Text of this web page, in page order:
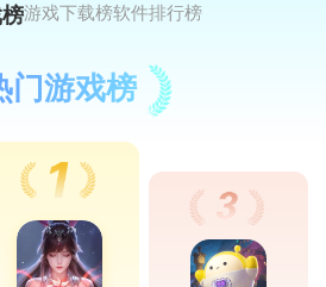
游戏下载榜软件排行榜
门游戏榜